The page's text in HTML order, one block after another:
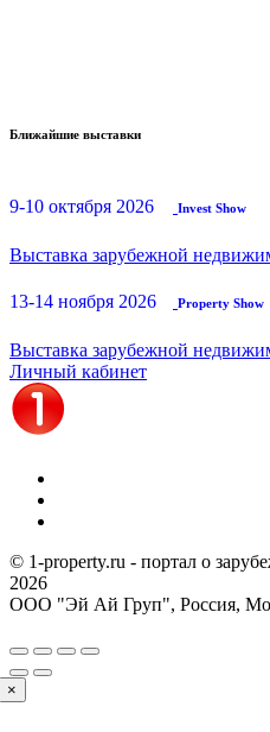
Ближайшие выставки
9-10 октября 2026 Invest Show
Выставка зарубежной
13-14 ноября 2026 Property Show
Выставка зарубежной
Личный кабинет
© 1-property.ru - портал о
2026
ООО "Эй Ай Груп", Россия,
×